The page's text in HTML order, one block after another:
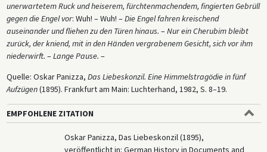
unerwartetem Ruck und heiserem, fürchtenmachendem, fingierten Gebrüll
gegen die Engel vor: Wuh! – Wuh! –Die Engel fahren kreischend
auseinander und fliehen zu den Türen hinaus. –Nur ein Cherubim bleibt
zurück, der kniend, mit in den Händen vergrabenem Gesicht, sich vor ihm
niederwirft. –Lange Pause. –
Quelle: Oskar Panizza, Das Liebeskonzil. Eine Himmelstragödie in fünf
Aufzügen(1895). Frankfurt am Main: Luchterhand, 1982, S. 8–19.
EMPFOHLENE ZITATION
Oskar Panizza, Das Liebeskonzil (1895),
veröffentlicht in: German History in Documents and